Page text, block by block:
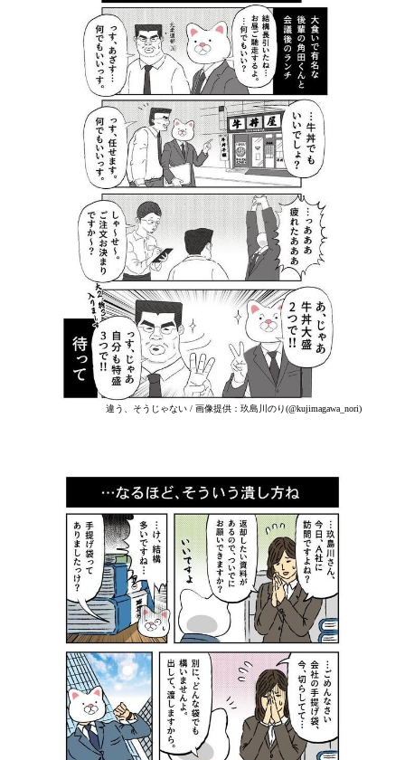
違う、そうじゃない / 画像提供：玖島川のり(@kujimagawa_nori)